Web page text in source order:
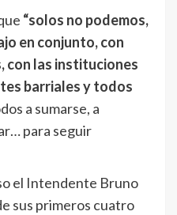
“solos no podemos,
en conjunto, con
con las instituciones
barriales y todos
a sumarse, a
para seguir
el Intendente Bruno
sus primeros cuatro